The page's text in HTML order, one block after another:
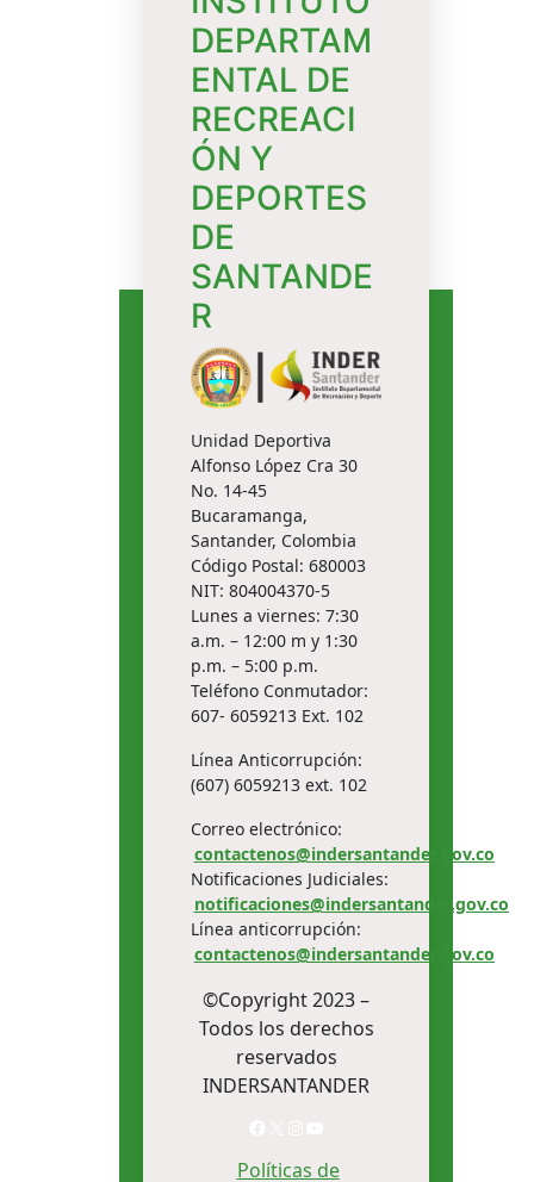
DEPARTAM
ENTAL DE
RECREACI
ÓN Y
DEPORTES
DE
SANTANDE
R
Unidad Deportiva
Alfonso López Cra 30
No. 14-45
Bucaramanga,
Santander, Colombia
Código Postal: 680003
NIT: 804004370-5
Lunes a viernes: 7:30
a.m. – 12:00 m y 1:30
p.m. – 5:00 p.m.
Teléfono Conmutador:
607- 6059213 Ext. 102
Línea Anticorrupción:
(607) 6059213 ext. 102
Correo electrónico:
contactenos@indersantander.gov.co
Notificaciones Judiciales:
notificaciones@indersantander.gov.co
Línea anticorrupción:
contactenos@indersantander.gov.co
©Copyright 2023 –
Todos los derechos
reservados
INDERSANTANDER
Políticas de